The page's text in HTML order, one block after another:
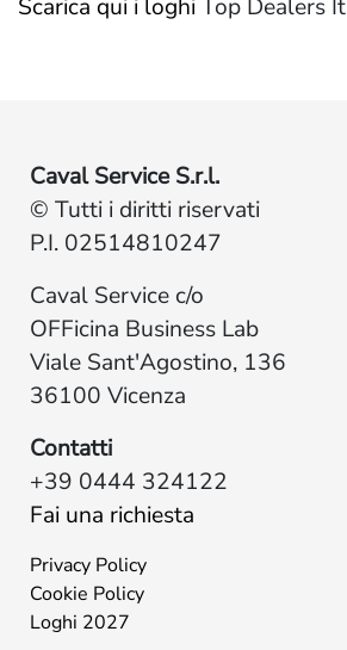
Scarica qui i loghiTop Dealers
Caval Service S.r.l.
© Tutti i diritti riservati
P.I. 02514810247
Caval Service c/o
OFFicina Business Lab
Viale Sant'Agostino, 136
36100 Vicenza
Contatti
+39 0444 324122
Fai una richiesta
Privacy Policy
Cookie Policy
Loghi 2027